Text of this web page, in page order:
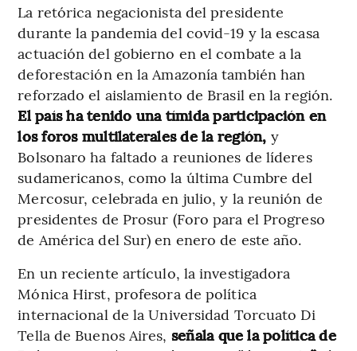
La retórica negacionista del presidente
durante la pandemia del covid-19 y la escasa
actuación del gobierno en el combate a la
deforestación en la Amazonía también han
reforzado el aislamiento de Brasil en la región.
El país ha tenido una tímida participación en
los foros multilaterales de la región, y
Bolsonaro ha faltado a reuniones de líderes
sudamericanos, como la última Cumbre del
Mercosur, celebrada en julio, y la reunión de
presidentes de Prosur (Foro para el Progreso
de América del Sur) en enero de este año.
En un reciente artículo, la investigadora
Mónica Hirst, profesora de política
internacional de la Universidad Torcuato Di
Tella de Buenos Aires, señala que la política de